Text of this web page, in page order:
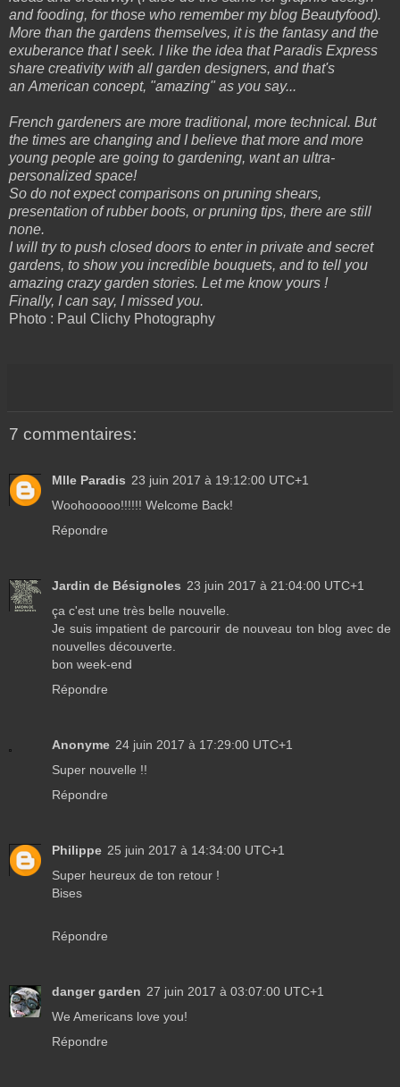
and fooding, for those who remember my blog Beautyfood).
More than the gardens themselves, it is the fantasy and the
exuberance that I seek. I like the idea that Paradis Express
share creativity with all garden designers, and that's
an American concept, "amazing" as you say...
French gardeners are more traditional, more technical. But
the times are changing and I believe that more and more
young people are going to gardening, want an ultra-
personalized space!
So do not expect comparisons on pruning shears,
presentation of rubber boots, or pruning tips, there are still
none.
I will try to push closed doors to enter in private and secret
gardens, to show you incredible bouquets, and to tell you
amazing crazy garden stories. Let me know yours !
Finally, I can say, I missed you.
Photo : Paul Clichy Photography
7 commentaires:
Mlle Paradis 23 juin 2017 à 19:12:00 UTC+1
Woohooooo!!!!!! Welcome Back!
Répondre
Jardin de Bésignoles 23 juin 2017 à 21:04:00 UTC+1
ça c'est une très belle nouvelle.
Je suis impatient de parcourir de nouveau ton blog avec de
nouvelles découverte.
bon week-end
Répondre
Anonyme 24 juin 2017 à 17:29:00 UTC+1
Super nouvelle !!
Répondre
Philippe 25 juin 2017 à 14:34:00 UTC+1
Super heureux de ton retour !
Bises
Répondre
danger garden 27 juin 2017 à 03:07:00 UTC+1
We Americans love you!
Répondre